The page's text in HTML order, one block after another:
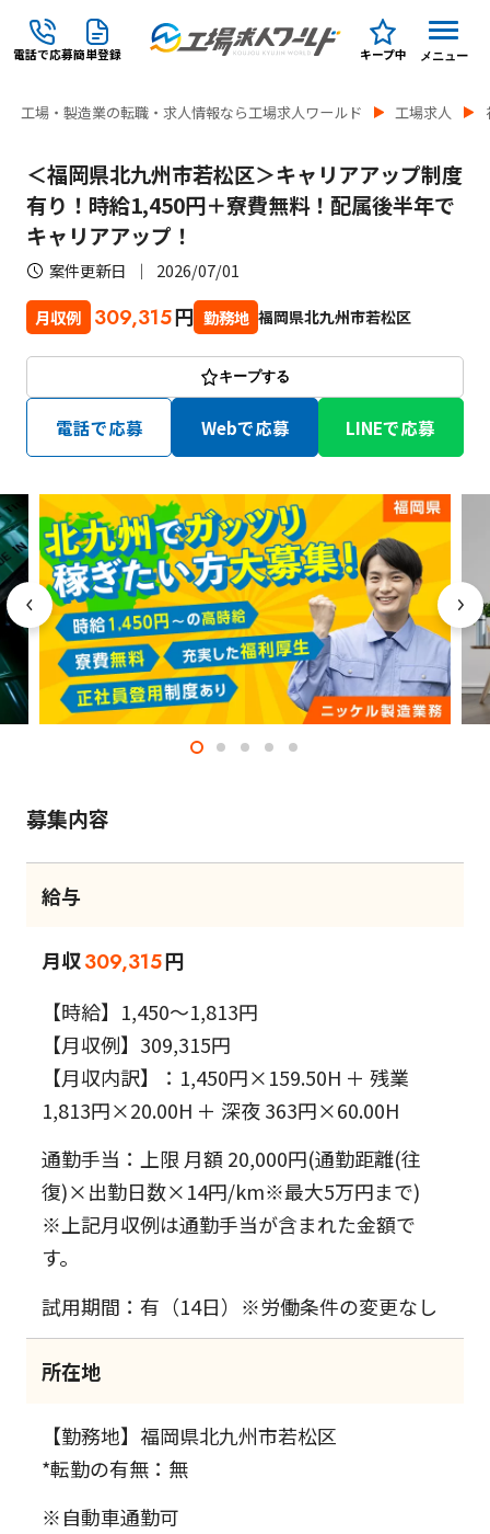
電話で応募簡単登録 キープ中 メニュー
工場・製造業の転職・求人情報なら工場求人ワールド 工場求人
＜福岡県北九州市若松区＞キャリアアップ制度
有り！時給1,450円＋寮費無料！配属後半年で
キャリアアップ！
案件更新日 2026/07/01
月収例 309,315円 勤務地 福岡県北九州市若松区
キープする
電話で応募 Webで応募 LINEで応募
募集内容
給与
月収309,315円
【時給】1,450～1,813円
【月収例】309,315円
【月収内訳】：1,450円×159.50H ＋ 残業
1,813円×20.00H ＋ 深夜 363円×60.00H
通勤手当：上限 月額 20,000円(通勤距離(往
復)×出勤日数×14円/km※最大5万円まで)
※上記月収例は通勤手当が含まれた金額で
す。
試用期間：有（14日）※労働条件の変更なし
所在地
【勤務地】福岡県北九州市若松区
*転勤の有無：無
※自動車通勤可